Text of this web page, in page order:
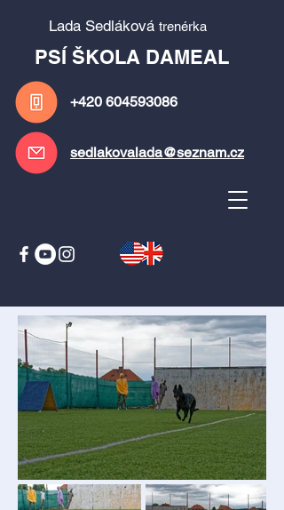
Lada Sedláková trenérka
PSÍ ŠKOLA DAMEAL
+420 604593086
sedlakovalada@seznam.cz